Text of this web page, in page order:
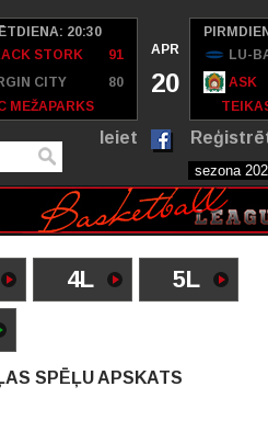
20:30
STORK
91
CITY
80
MEŽAPARKS
APR
20
LU-
ASK
Ieiet
4L
5L
SPĒĻU APSKATS